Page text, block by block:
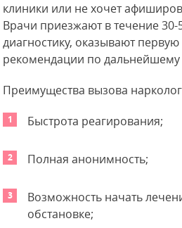
клиники или не хочет
Врачи приезжают в течение 30-
диагностику, оказывают
рекомендации по
Преимущества вызова
Быстрота реагирования;
Полная анонимность;
Возможность начать
обстановке;